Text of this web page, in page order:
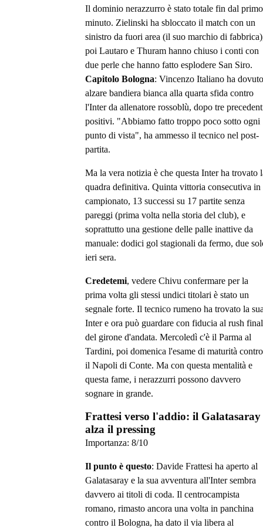
Il dominio nerazzurro è stato totale fin dal primo
minuto. Zielinski ha sbloccato il match con un
sinistro da fuori area (il suo marchio di
poi Lautaro e Thuram hanno chiuso i conti con
due perle che hanno fatto esplodere San Siro.
Capitolo Bologna: Vincenzo Italiano ha dovuto
alzare bandiera bianca alla quarta sfida contro
l'Inter da allenatore rossoblù, dopo tre
positivi. "Abbiamo fatto troppo poco sotto ogni
punto di vista", ha ammesso il tecnico nel post-
partita.
Ma la vera notizia è che questa Inter ha trovato
quadra definitiva. Quinta vittoria consecutiva in
campionato, 13 successi su 17 partite senza
pareggi (prima volta nella storia del club), e
soprattutto una gestione delle palle inattive da
manuale: dodici gol stagionali da fermo, due
ieri sera.
Credetemi, vedere Chivu confermare per la
prima volta gli stessi undici titolari è stato un
segnale forte. Il tecnico rumeno ha trovato la
Inter e ora può guardare con fiducia al rush
del girone d'andata. Mercoledì c'è il Parma al
Tardini, poi domenica l'esame di maturità contro
il Napoli di Conte. Ma con questa mentalità e
questa fame, i nerazzurri possono davvero
sognare in grande.
Frattesi verso l'addio: il Galatasaray
alza il pressing
Importanza: 8/10
Il punto è questo: Davide Frattesi ha aperto al
Galatasaray e la sua avventura all'Inter sembra
davvero ai titoli di coda. Il centrocampista
romano, rimasto ancora una volta in panchina
contro il Bologna, ha dato il via libera al